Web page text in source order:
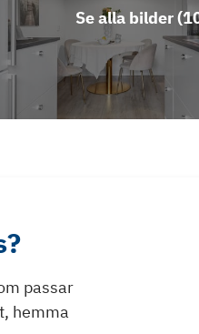
Se alla bilder (
passar
hemma